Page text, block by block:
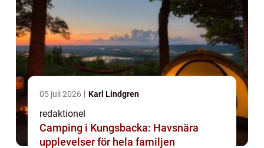
05 juli 2026 Karl Lindgren
redaktionel
Camping i Kungsbacka: Havsnära
upplevelser för hela familjen